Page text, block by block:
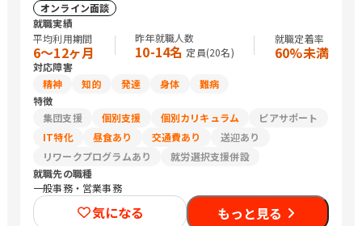
オンライン面談
就職実績
平均利用期間
6〜12ヶ月
昨年就職人数
10-14名 定員(20名)
就職定着率
60%未満
対応障害
精神
知的 発達 身体
難病
特徴
集団支援
個別支援 個別カリキュラム
ピアサポート
IT特化
昼食あり 交通費あり
送迎あり
リワークプログラムあり
就労選択支援併設
就職先の職種
一般事務・営業事務
気になる もっと見る